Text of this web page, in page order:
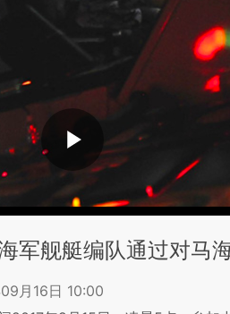
军舰艇编队通过对马
月16日 10:00